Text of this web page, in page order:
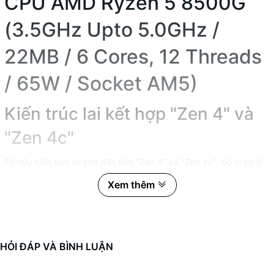
(3.5GHz Upto 5.0GHz /
22MB / 6 Cores, 12 Threads
/ 65W / Socket AM5)
Kiến ​​trúc lai kết hợp "Zen 4" và
"Zen 4c"
AMD Ryzen 5 8500G so với cấu trúc chỉ Zen 4 hay Zen 4c Đơn cử
trong đó là khả năng giảm mức tiêu thụ điện sẽ giảm đi khi hoạt
tượng
Xem thêm
HỎI ĐÁP VÀ BÌNH LUẬN